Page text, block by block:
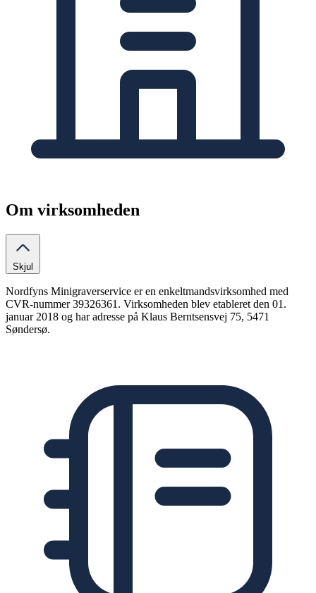
Om virksomheden
Skjul
Nordfyns Minigraverservice er en enkeltmandsvirksomhed med
CVR-nummer 39326361. Virksomheden blev etableret den 01.
januar 2018 og har adresse på Klaus Berntsensvej 75, 5471
Søndersø.